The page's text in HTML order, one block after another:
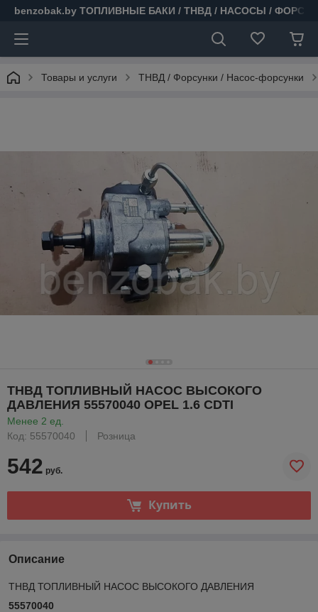
benzobak.by ТОПЛИВНЫЕ БАКИ / ТНВД / НАСОСЫ /
Товары и услуги ТНВД / Форсунки / Насос-форсунки
ТНВД ТОПЛИВНЫЙ НАСОС ВЫСОКОГО
ДАВЛЕНИЯ 55570040 OPEL 1.6 CDTI
Менее 2 ед.
Код: 55570040
Розница
542 руб.
Купить
Описание
ТНВД ТОПЛИВНЫЙ НАСОС ВЫСОКОГО ДАВЛЕНИЯ
55570040